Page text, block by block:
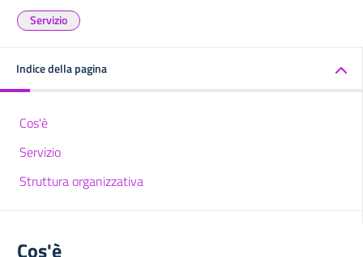
Servizio
Indice della pagina
Cos'è
Servizio
Struttura organizzativa
Cos'è